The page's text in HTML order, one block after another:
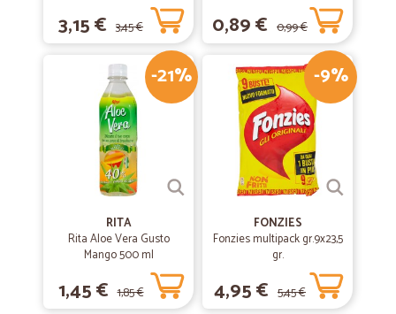
3,15 € 3,45 € 0,89 € 0,99 €
-21%
RITA
Rita Aloe Vera Gusto
Mango 500 ml
1,45 € 1,85 €
-9%
FONZIES
Fonzies multipack gr.9x23,5
gr.
4,95 € 5,45 €